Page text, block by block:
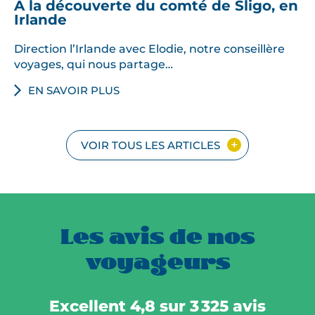
A la découverte du comté de Sligo, en
Irlande
Direction l’Irlande avec Elodie, notre conseillère
voyages, qui nous partage…
EN SAVOIR PLUS
VOIR TOUS LES ARTICLES
Les avis de nos
voyageurs
Excellent 4,8 sur 3 325 avis